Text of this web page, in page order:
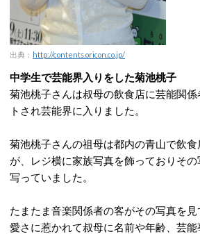
出典： http://contents.oricon.co.jp/
中学生で芸能界入りをした菊池桃子
菊池桃子さんは叔母の飲食店に芸能関
トされ芸能界に入りました。
菊池桃子さんの祖母は都内の青山で飲
が、レジ横に家族写真を飾っておりそ
写っていました。
たまたま音楽関係者の客がその写真を
愛さに惹かれて叔母に名前や年齢、芸